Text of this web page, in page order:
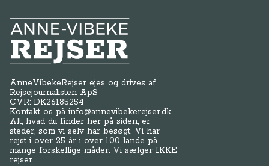
Anne-Vibeke Rejser
AnneVibekeRejser ejes og drives af
Rejsejournalisten ApS
CVR: DK26185254
Kontakt os påinfo@annevibekerejser.dk
Alt, hvad du finder her på siden, er
steder, som vi selv har besøgt. Vi har
rejst i over 25 år i over 100 lande på
mange forskellige måder. Vi sælger IKKE
rejser.